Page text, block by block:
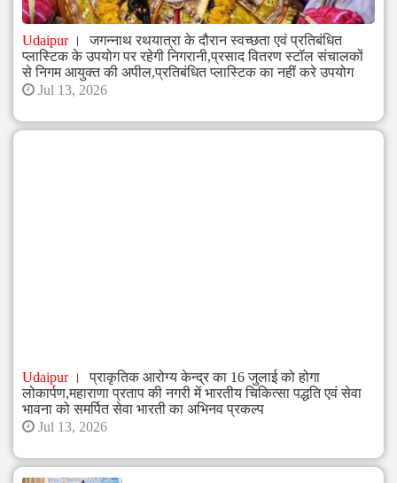
Udaipur
जगन्नाथ रथयात्रा के दौरान स्वच्छता एवं प्रतिबंधित
प्लास्टिक के उपयोग पर रहेगी निगरानी,प्रसाद वितरण स्टॉल संचालकों
से निगम आयुक्त की अपील,प्रतिबंधित प्लास्टिक का नहीं करे उपयोग
Jul 13, 2026
Udaipur
प्राकृतिक आरोग्य केन्द्र का 16 जुलाई को होगा
लोकार्पण,महाराणा प्रताप की नगरी में भारतीय चिकित्सा पद्धति एवं सेवा
भावना को समर्पित सेवा भारती का अभिनव प्रकल्प
Jul 13, 2026